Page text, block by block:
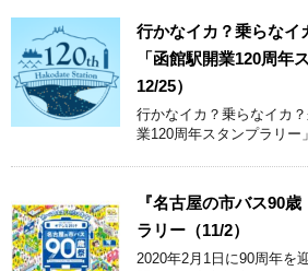
行かなイカ？乗らなイ
「函館駅開業120周年
12/25）
行かなイカ？乗らなイカ
業120周年スタンプラリー
『名古屋の市バス90
ラリー（11/2）
2020年2月1日に90周年を